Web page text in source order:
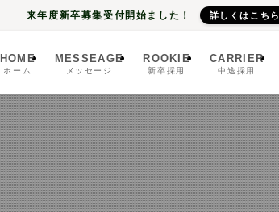
来年度新卒募集受付開始ました！ 詳しくはこちら
HOME
ホーム
MESSEAGE
メッセージ
ROOKIE
新卒採用
CARRIER
中途採用